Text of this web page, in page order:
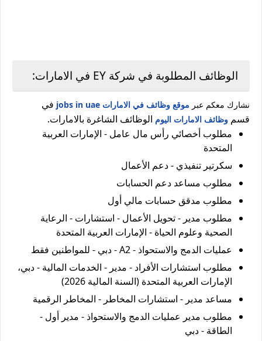
الوظائف المطلوبة في شركة EY في الامارات:
نشارك معكم عبر موقع وظائف في الامارات jobs in uae
في
قسم وظائف الامارات اليوم الوظائف الشاغرة بالامارات.
مطلوب أخصائي رأس مال عامل - الإمارات العربية
المتحدة
سكرتير تنفيذي - دعم الأعمال
مطلوب مساعد دعم الحسابات
مطلوب مدقق حسابات مالي أول
مطلوب مدير - تحويل الأعمال - استشارات - الرعاية
الصحية وعلوم الحياة - الإمارات العربية المتحدة
عمليات الدمج والاستحواذ - A2 - دبي - للمواطنين فقط
مطلوب استشارات الأفراد - مدير - الخدمات المالية - دبي،
الإمارات العربية المتحدة (السنة المالية 2026)
مساعد مدير - استشارات المخاطر - المخاطر الرقمية
مطلوب مدير عمليات الدمج والاستحواذ - مدير أول -
الطاقة - دبي